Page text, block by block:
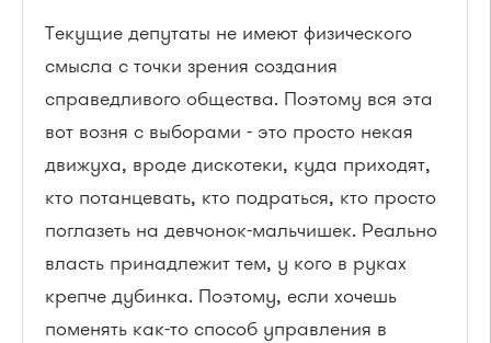
Текущие депутаты не имеют физического
смысла с точки зрения создания
справедливого общества. Поэтому вся эта
вот возня с выборами - это просто некая
движуха, вроде дискотеки, куда приходят,
кто потанцевать, кто подраться, кто просто
поглазеть на девчонок-мальчишек. Реально
власть принадлежит тем, у кого в руках
крепче дубинка. Поэтому, если хочешь
поменять как-то способ управления в